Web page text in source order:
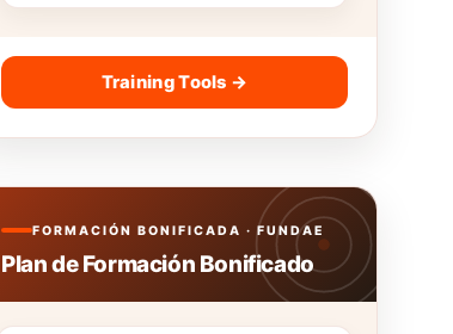
Training Tools →
FORMACIÓN BONIFICADA · FUNDAE
Plan de Formación Bonificado